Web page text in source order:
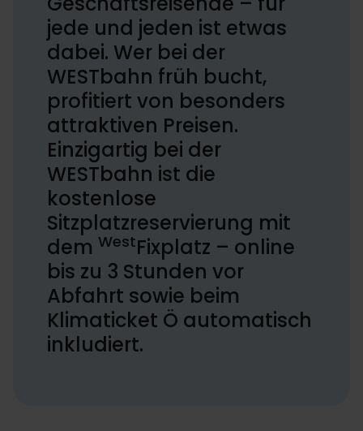
jede und jeden ist etwas
dabei. Wer bei der
WESTbahn früh bucht,
profitiert von besonders
attraktiven Preisen.
Einzigartig bei der
WESTbahn ist die
kostenlose
Sitzplatzreservierung mit
dem WestFixplatz – online
bis zu 3 Stunden vor
Abfahrt sowie beim
Klimaticket Ö automatisch
inkludiert.